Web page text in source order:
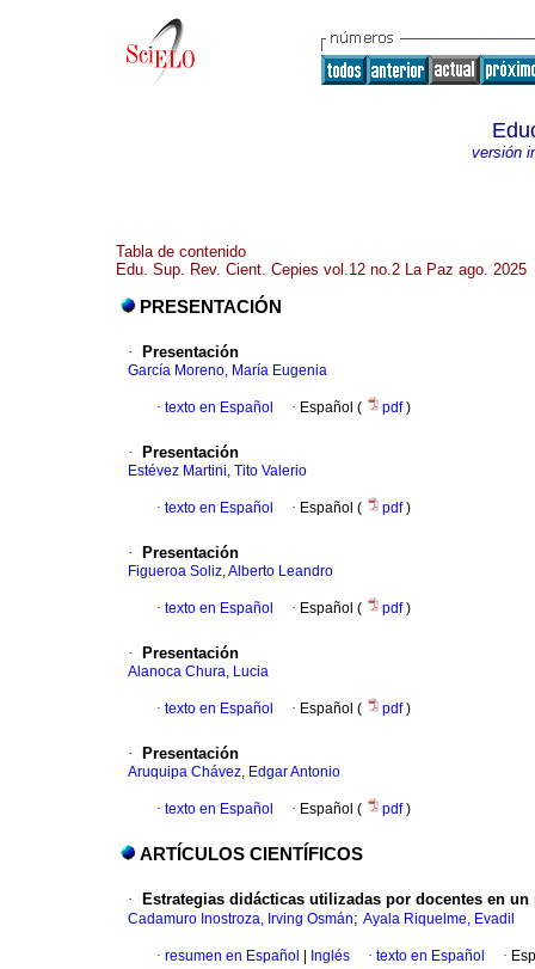
versión
Tabla de contenido
Edu. Sup. Rev. Cient. Cepies vol.12 no.2 La Paz ago. 2025
PRESENTACIÓN
· Presentación
García Moreno, María Eugenia
· texto en Español · Español ( pdf)
· Presentación
Estévez Martini, Tito Valerio
· texto en Español · Español ( pdf)
· Presentación
Figueroa Soliz, Alberto Leandro
· texto en Español · Español ( pdf)
· Presentación
Alanoca Chura, Lucia
· texto en Español · Español ( pdf)
· Presentación
Aruquipa Chávez, Edgar Antonio
· texto en Español · Español ( pdf)
ARTÍCULOS CIENTÍFICOS
· Estrategias didácticas utilizadas por docentes en
Cadamuro Inostroza, Irving Osmán; Ayala Riquelme, Evadil
· resumen en Español Inglés · texto en Español ·